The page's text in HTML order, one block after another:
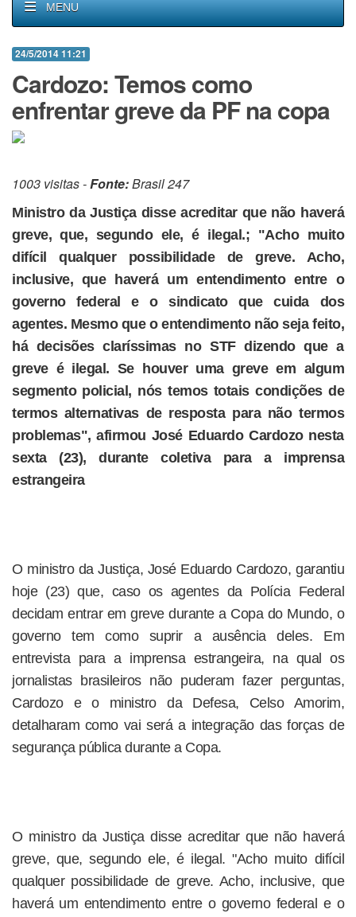
MENU
24/5/2014 11:21
Cardozo: Temos como
enfrentar greve da PF na copa
1003 visitas -Fonte:Brasil 247
Ministro da Justiça disse acreditar que não haverá
greve, que, segundo ele, é ilegal.; "Acho muito
difícil qualquer possibilidade de greve. Acho,
inclusive, que haverá um entendimento entre o
governo federal e o sindicato que cuida dos
agentes. Mesmo que o entendimento não seja feito,
há decisões claríssimas no STF dizendo que a
greve é ilegal. Se houver uma greve em algum
segmento policial, nós temos totais condições de
termos alternativas de resposta para não termos
problemas", afirmou José Eduardo Cardozo nesta
sexta (23), durante coletiva para a imprensa
estrangeira
O ministro da Justiça, José Eduardo Cardozo, garantiu
hoje (23) que, caso os agentes da Polícia Federal
decidam entrar em greve durante a Copa do Mundo, o
governo tem como suprir a ausência deles. Em
entrevista para a imprensa estrangeira, na qual os
jornalistas brasileiros não puderam fazer perguntas,
Cardozo e o ministro da Defesa, Celso Amorim,
detalharam como vai será a integração das forças de
segurança pública durante a Copa.
O ministro da Justiça disse acreditar que não haverá
greve, que, segundo ele, é ilegal. "Acho muito difícil
qualquer possibilidade de greve. Acho, inclusive, que
haverá um entendimento entre o governo federal e o